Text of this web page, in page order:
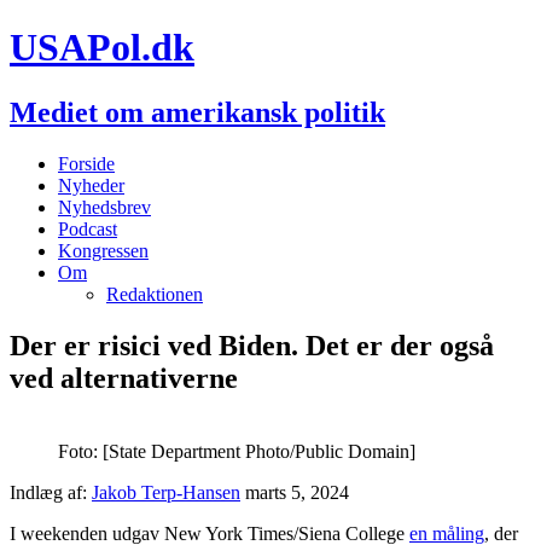
USAPol.dk
Mediet om amerikansk politik
Forside
Nyheder
Nyhedsbrev
Podcast
Kongressen
Om
Redaktionen
Der er risici ved Biden. Det er der også
ved alternativerne
Foto: [State Department Photo/Public Domain]
Indlæg af: Jakob Terp-Hansen marts 5, 2024
I weekenden udgav New York Times/Siena College en måling, der